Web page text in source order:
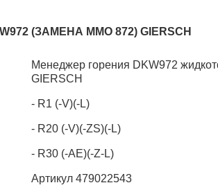
(ЗАМЕНА ММО 872) GIERSCH
Менеджер горения DKW972
GIERSCH
- R1 (-V)(-L)
- R20 (-V)(-ZS)(-L)
- R30 (-AE)(-Z-L)
Артикул 479022543